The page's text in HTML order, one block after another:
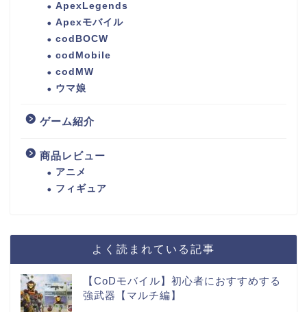
ApexLegends
Apexモバイル
codBOCW
codMobile
codMW
ウマ娘
ゲーム紹介
商品レビュー
アニメ
フィギュア
よく読まれている記事
【CoDモバイル】初心者におすすめする
強武器【マルチ編】